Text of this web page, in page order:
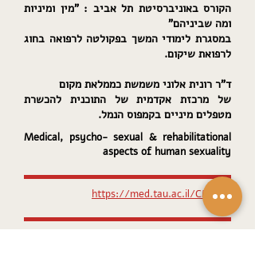
הקורס באוניברסיטת תל אביב : "מין ומיניות
ומה שביניהם"
במסגרת לימודי המשך בפקולטה לרפואה בחוג
לרפואת שיקום.
ד"ר רונית אלוני משמשת כממלאת מקום
של מרכזת אקדמית של התוכנית להכשרת
מטפלים מיניים בקמפוס הנמל.
Medical, psycho- sexual & rehabilitational
aspects of human sexuality
https://med.tau.ac.il/CME-51